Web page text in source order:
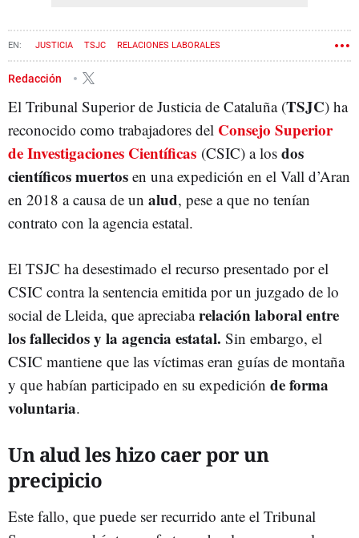
JUSTICIA TSJC RELACIONES LABORALES
Redacción
El Tribunal Superior de Justicia de Cataluña (TSJC) ha
reconocido como trabajadores del Consejo Superior
de Investigaciones Científicas (CSIC) a los dos
científicos muertos en una expedición en el Vall d’Aran
en 2018 a causa de un alud, pese a que no tenían
contrato con la agencia estatal.
El TSJC ha desestimado el recurso presentado por el
CSIC contra la sentencia emitida por un juzgado de lo
social de Lleida, que apreciabarelación laboral entre
los fallecidos y la agencia estatal. Sin embargo, el
CSIC mantiene que las víctimas eran guías de montaña
y que habían participado en su expedición de forma
voluntaria.
Un alud les hizo caer por un
precipicio
Este fallo, que puede ser recurrido ante el Tribunal